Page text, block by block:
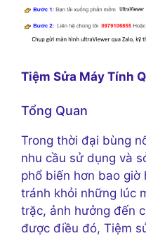
Tiệm Sửa Máy Tính
Tổng Quan
Trong thời đại bùng
nhu cầu sử dụng và
phổ biến hơn bao giờ
tránh khỏi những lúc
trặc, ảnh hưởng đến
được điều đó, Tiệm